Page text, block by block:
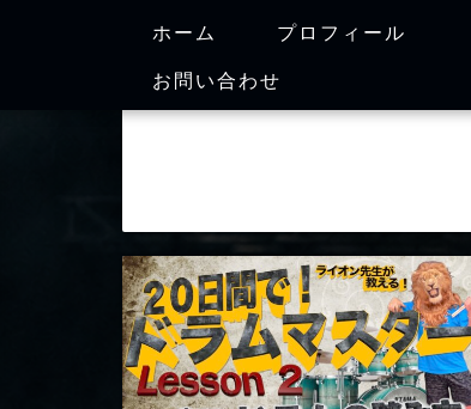
ホーム プロフィール
お問い合わせ